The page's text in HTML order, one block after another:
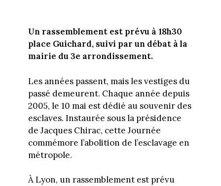
Un rassemblement est prévu à 18h30
place Guichard, suivi par un débat à la
mairie du 3e arrondissement.
Les années passent, mais les vestiges du
passé demeurent. Chaque année depuis
2005, le 10 mai est dédié au souvenir des
esclaves. Instaurée sous la présidence
de Jacques Chirac, cette Journée
commémore l’abolition de l’esclavage en
métropole.
À Lyon, un rassemblement est prévu